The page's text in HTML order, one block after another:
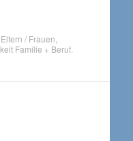
/ Frauen
Familie + Beruf.